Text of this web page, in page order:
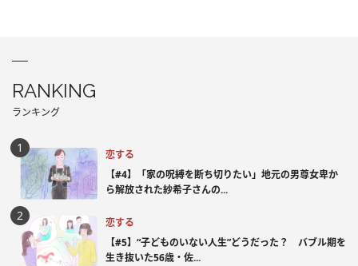
RANKING
ランキング
恋する
【#4】「家の呪縛を断ち切りたい」地元の男尊女卑か
ら解放された紗希子さんの...
恋する
【#5】“子どものいない人生”どうだった？ バブル期を
生き抜いた56歳・佐...